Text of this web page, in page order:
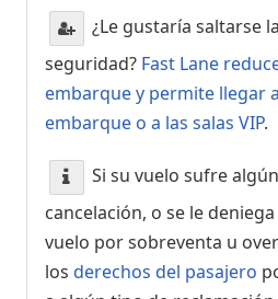
¿Le gustaría saltarse
seguridad? Fast Lane
embarque y permite llegar
embarque o a las salas VIP.
Si su vuelo sufre
cancelación, o se le
vuelo por sobreventa u
los derechos del pasajero